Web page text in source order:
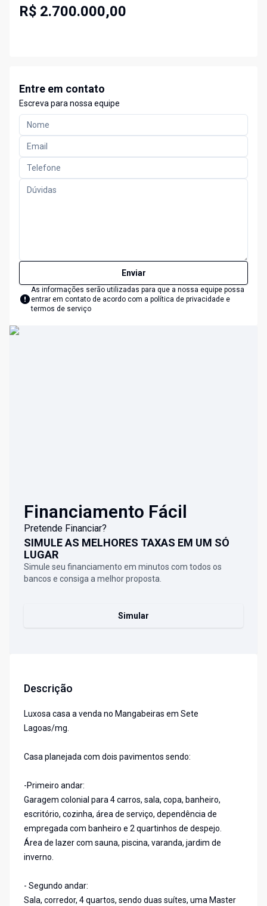
R$ 2.700.000,00
Entre em contato
Escreva para nossa equipe
Enviar
As informações serão utilizadas para que a nossa equipe possa
entrar em contato de acordo com a política de privacidade e
termos de serviço
Financiamento Fácil
Pretende Financiar?
SIMULE AS MELHORES TAXAS EM UM SÓ
LUGAR
Simule seu financiamento em minutos com todos os
bancos e consiga a melhor proposta.
Simular
Descrição
Luxosa casa a venda no Mangabeiras em Sete
Lagoas/mg.
Casa planejada com dois pavimentos sendo:
-Primeiro andar:
Garagem colonial para 4 carros, sala, copa, banheiro,
escritório, cozinha, área de serviço, dependência de
empregada com banheiro e 2 quartinhos de despejo.
Área de lazer com sauna, piscina, varanda, jardim de
inverno.
- Segundo andar:
Sala, corredor, 4 quartos, sendo duas suítes, uma Master